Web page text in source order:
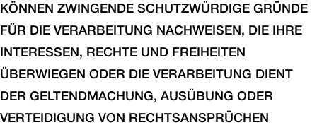
KÖNNEN ZWINGENDE SCHUTZWÜRDIGE GRÜNDE
FÜR DIE VERARBEITUNG NACHWEISEN, DIE IHRE
INTERESSEN, RECHTE UND FREIHEITEN
ÜBERWIEGEN ODER DIE VERARBEITUNG DIENT
DER GELTENDMACHUNG, AUSÜBUNG ODER
VERTEIDIGUNG VON RECHTSANSPRÜCHEN